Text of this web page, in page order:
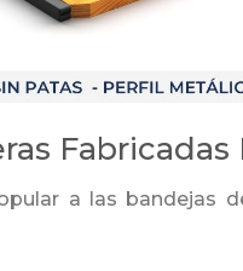
Fabricadas
a las bandejas